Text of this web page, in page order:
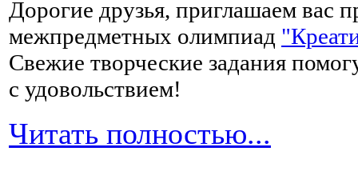
Дорогие друзья, приглашаем вас
межпредметных олимпиад
Свежие творческие задания
с удовольствием!
Читать полностью...